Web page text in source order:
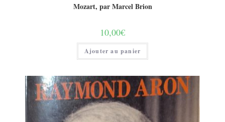
Mozart, par Marcel Brion
10,00€
Ajouter au panier